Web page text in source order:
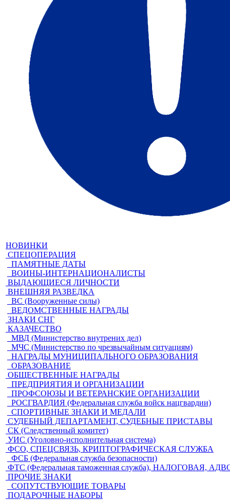
НОВИНКИ
СПЕЦОПЕРАЦИЯ
ПАМЯТНЫЕ ДАТЫ
ВОИНЫ-ИНТЕРНАЦИОНАЛИСТЫ
ВЫДАЮЩИЕСЯ ЛИЧНОСТИ
ВНЕШНЯЯ РАЗВЕДКА
ВС (Вооруженные силы)
ВЕДОМСТВЕННЫЕ НАГРАДЫ
ЗНАКИ СНГ
КАЗАЧЕСТВО
МВД (Министерство внутрених дел)
МЧС (Министерство по чрезвычайным ситуациям)
НАГРАДЫ МУНИЦИПАЛЬНОГО ОБРАЗОВАНИЯ
ОБРАЗОВАНИЕ
ОБЩЕСТВЕННЫЕ НАГРАДЫ
ПРЕДПРИЯТИЯ И ОРГАНИЗАЦИИ
ПРОФСОЮЗЫ И ВЕТЕРАНСКИЕ ОРГАНИЗАЦИИ
РОСГВАРДИЯ (Федеральная служба войск нацгвардии)
СПОРТИВНЫЕ ЗНАКИ И МЕДАЛИ
СУДЕБНЫЙ ДЕПАРТАМЕНТ, СУДЕБНЫЕ ПРИСТАВЫ
СК (Следственный комитет)
УИС (Уголовно-исполнительная система)
ФСО, СПЕЦСВЯЗЬ, КРИПТОГРАФИЧЕСКАЯ СЛУЖБА
ФСБ (Федеральная служба безопасности)
ФТС (Федеральная таможенная служба), НАЛОГОВАЯ,
ПРОЧИЕ ЗНАКИ
СОПУТСТВУЮЩИЕ ТОВАРЫ
ПОДАРОЧНЫЕ НАБОРЫ